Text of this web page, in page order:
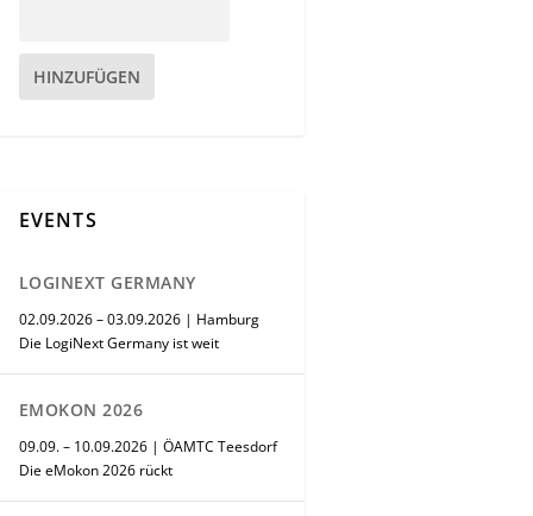
HINZUFÜGEN
EVENTS
LOGINEXT GERMANY
02.09.2026 – 03.09.2026 | Hamburg
Die LogiNext Germany ist weit
EMOKON 2026
09.09. – 10.09.2026 | ÖAMTC Teesdorf
Die eMokon 2026 rückt